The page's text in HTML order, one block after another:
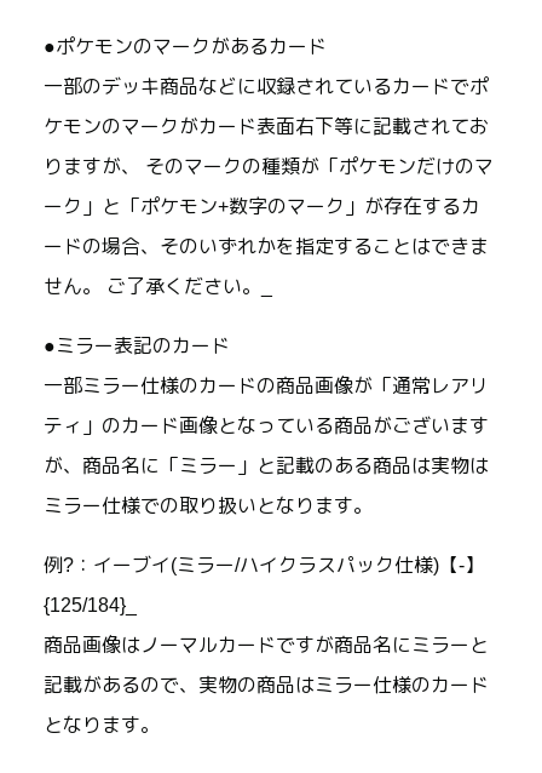
●ポケモンのマークがあるカード
一部のデッキ商品などに収録されているカードでポ
ケモンのマークがカード表面右下等に記載されてお
りますが、 そのマークの種類が「ポケモンだけのマ
ーク」と「ポケモン+数字のマーク」が存在するカ
ードの場合、そのいずれかを指定することはできま
せん。 ご了承ください。_
●ミラー表記のカード
一部ミラー仕様のカードの商品画像が「通常レアリ
ティ」のカード画像となっている商品がございます
が、商品名に「ミラー」と記載のある商品は実物は
ミラー仕様での取り扱いとなります。
例?：イーブイ(ミラー/ハイクラスパック仕様)【-】
{125/184}_
商品画像はノーマルカードですが商品名にミラーと
記載があるので、実物の商品はミラー仕様のカード
となります。